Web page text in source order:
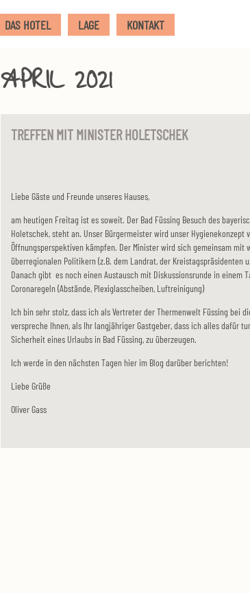
DAS HOTEL LAGE KONTAKT
APRIL 2021
TREFFEN MIT MINISTER HOLETSCHEK
Liebe Gäste und Freunde unseres Hauses,
am heutigen Freitag ist es soweit. Der Bad Füssing Besuch des
Holetschek, steht an. Unser Bürgermeister wird unser
Öffnungsperspektiven kämpfen. Der Minister wird sich gemeinsam mit
überregionalen Politikern (z.B. dem Landrat, der Kreistagspräsidenten
Danach gibt es noch einen Austausch mit Diskussionsrunde in einem
Coronaregeln (Abstände, Plexiglasscheiben, Luftreinigung)
Ich bin sehr stolz, dass ich als Vertreter der Thermenwelt Füssing bei
verspreche Ihnen, als Ihr langjähriger Gastgeber, dass ich alles dafür
Sicherheit eines Urlaubs in Bad Füssing, zu überzeugen.
Ich werde in den nächsten Tagen hier im Blog darüber berichten!
Liebe Grüße
Oliver Gass